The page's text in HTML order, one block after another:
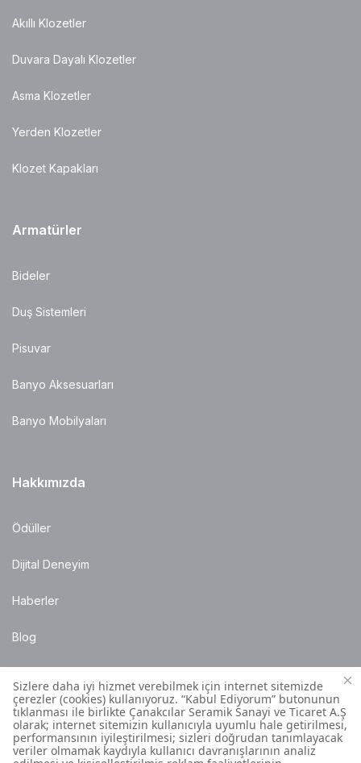
Akıllı Klozetler
Duvara Dayalı Klozetler
Asma Klozetler
Yerden Klozetler
Klozet Kapakları
Armatürler
Bideler
Duş Sistemleri
Pisuvar
Banyo Aksesuarları
Banyo Mobilyaları
Hakkımızda
Ödüller
Dijital Deneyim
Haberler
Blog
Satış Noktaları
Montaj Bilgileri